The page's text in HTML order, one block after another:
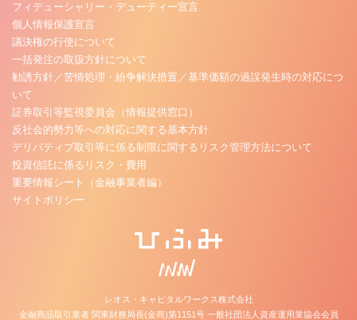
フィデューシャリー・デューティー宣言
個人情報保護宣言
議決権の行使について
一括発注の取扱方針について
勧誘方針／苦情処理・紛争解決措置／基準価額の過誤発生時の対応につ
いて
証券取引等監視委員会（情報提供窓口）
反社会的勢力等への対応に関する基本方針
デリバティブ取引等に係る制限に関するリスク管理方法について
投資信託に係るリスク・費用
重要情報シート（金融事業者編）
サイトポリシー
レオス・キャピタルワークス株式会社
金融商品取引業者 関東財務局長(金商)第1151号 一般社団法人資産運用業協会会員